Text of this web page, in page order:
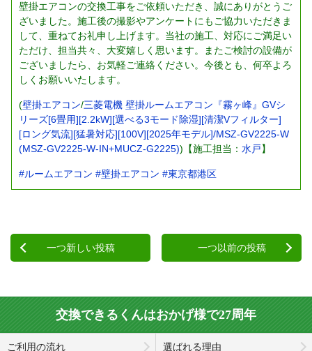
壁掛エアコンの交換工事をご依頼いただき、誠にありがとうご
ざいました。施工後の撮影やアンケートにもご協力いただきま
して、重ねてお礼申し上げます。当社の施工、対応にご満足い
ただけ、担当共々、大変嬉しく思います。またご検討の設備が
ございましたら、お気軽ご連絡ください。今後とも、何卒よろ
しくお願いいたします。
(壁掛エアコン/三菱電機 壁掛ルームエアコン『霧ヶ峰』GVシ
リーズ[6畳用][2.2kW][選べる3モード除湿][清潔Vフィルター]
[ロング気流][猛暑対応][100V][2025年モデル]/MSZ-GV2225-W
(MSZ-GV2225-W-IN+MUCZ-G2225))【施工担当： 水戸】
#ルームエアコン #壁掛エアコン #東京都港区
一つ新しい投稿 一つ以前の投稿
交換できるくんはおかげ様で27周年
ご利用の流れ 選ばれる理由